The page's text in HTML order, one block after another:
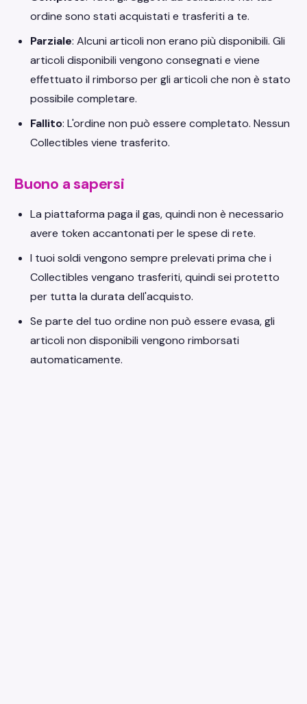
ordine sono stati acquistati e trasferiti a te.
Parziale: Alcuni articoli non erano più disponibili. Gli
articoli disponibili vengono consegnati e viene
effettuato il rimborso per gli articoli che non è stato
possibile completare.
Fallito: L'ordine non può essere completato. Nessun
Collectibles viene trasferito.
Buono a sapersi
La piattaforma paga il gas, quindi non è necessario
avere token accantonati per le spese di rete.
I tuoi soldi vengono sempre prelevati prima che i
Collectibles vengano trasferiti, quindi sei protetto
per tutta la durata dell'acquisto.
Se parte del tuo ordine non può essere evasa, gli
articoli non disponibili vengono rimborsati
automaticamente.